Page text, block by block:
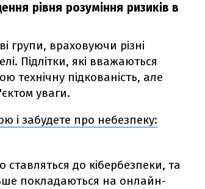
рівня розуміння ризиків в
групи, враховуючи різні
Підлітки, які вважаються
технічну підкованість, але
уваги.
і забудете про небезпеку:
ставляться до кібербезпеки, та
покладаються на онлайн-